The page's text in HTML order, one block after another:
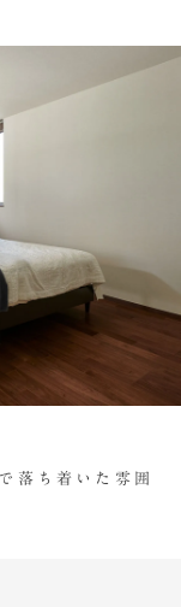
落ち着いた雰囲